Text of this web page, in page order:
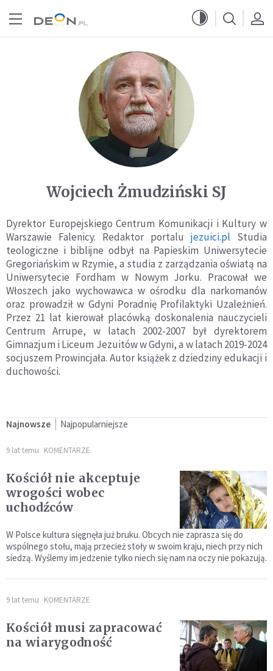
Wojciech Żmudziński SJ
Dyrektor Europejskiego Centrum Komunikacji i Kultury w
Warszawie Falenicy. Redaktor portalu jezuici.pl Studia
teologiczne i biblijne odbył na Papieskim Uniwersytecie
Gregoriańskim w Rzymie, a studia z zarządzania oświatą na
Uniwersytecie Fordham w Nowym Jorku. Pracował we
Włoszech jako wychowawca w ośrodku dla narkomanów
oraz prowadził w Gdyni Poradnię Profilaktyki Uzależnień.
Przez 21 lat kierował placówką doskonalenia nauczycieli
Centrum Arrupe, w latach 2002-2007 był dyrektorem
Gimnazjum i Liceum Jezuitów w Gdyni, a w latach 2019-2024
socjuszem Prowincjała. Autor książek z dziedziny edukacji i
duchowości.
Najnowsze Najpopularniejsze
9 lat temu KOMENTARZE
Kościół nie akceptuje
wrogości wobec
uchodźców
W Polsce kultura sięgnęła już bruku. Obcych nie zaprasza się do
wspólnego stołu, mają przecież stoły w swoim kraju, niech przy nich
siedzą. Wyślemy im jedzenie tylko niech się nam na oczy nie pokazują.
9 lat temu KOMENTARZE
Kościół musi zapracować
na wiarygodność